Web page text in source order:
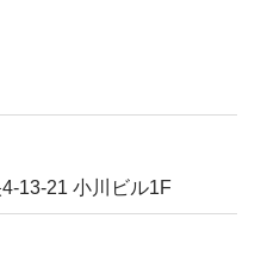
13-21 小川ビル1F